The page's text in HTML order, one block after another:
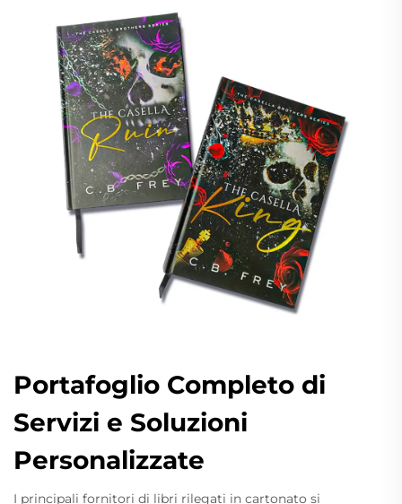
Portafoglio Completo di
Servizi e Soluzioni
Personalizzate
I principali fornitori di libri rilegati in cartonato si